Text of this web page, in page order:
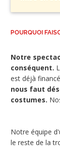
POURQUOI
Notre
conséquent.
est déjà
nous faut
costumes.
Notre équipe
le reste de la